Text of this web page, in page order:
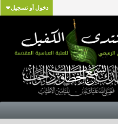
دخول أو تسجيل